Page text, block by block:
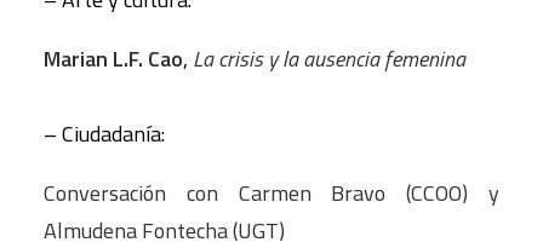
Marian L.F. Cao, La crisis y la ausencia femenina
– Ciudadanía:
Conversación con Carmen Bravo (CCOO) y
Almudena Fontecha (UGT)